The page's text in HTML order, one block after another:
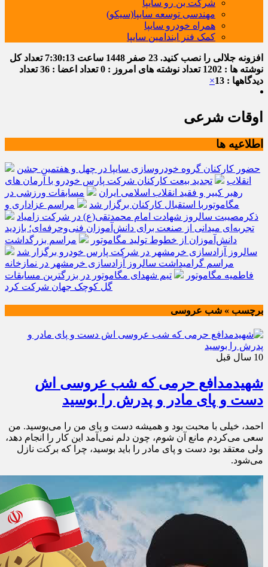
شرکت بن رو سایپا
مهندسی توسعه سایپا(سیکو)
همراه خودرو سایپا
کمک فنر ایندامین سایپا
افزونه جلالی را نصب کنید. 23 صفر 1448 ساعت 7:30:13 تعداد کل
نوشته ها : 1202
تعداد نوشته های امروز : 0 تعداد اعضا : 36
تعداد
دیدگاهها : 13
×
اوقات شرعی
اطلاعیه ها
حضور کارکنان گروه خودروسازی سایپا در چهل و هفتمین جشن
انقلاب
تجدید بیعت کارکنان شرکت پارس خودرو با آرمان های
رهبر کبیر و فقید انقلاب اسلامی ایران
مسابقات ورزشی در
مگاموتوربا استقبال کارکنان برگزار شد
مراسم عزاداری و
ذکرمصیبت سالروز شهادت امام محمدتقی(ع) در شرکت زامیاد
تجربه‌ای میدانی از صنعت برای دانش‌آموزان فنی‌وحرفه‌ای؛ بازدید
دانش‌آموزان از خطوط تولید مگاموتور
مراسم بزرگداشت
سالروز آزادسازی خرمشهر در شرکت پارس خودرو برگزار شد
مراسم گرامیداشت سالروز آزادسازی خرمشهر در نمازخانه
فاطمیه مگاموتور
تیم شهدای مگاموتور در بزرگترین مسابقات
گل کوچک جهان شرکت کرد
برچسب » شب عروسی
10 سال قبل
شهیدمدافع حرمی که شب عروسی اش
دست و پای مادر و پدرش را بوسید
احمد، خیلی با محبت بود و همیشه دست و پای من را می‌بوسید. من
سعی می‌کردم مانع آن شوم، چون دلم نمی‌آمد این کار را انجام دهد،
ولی معتقد بود دست و پای مادر را باید بوسید، چرا که برکت نازل
می‌شود.